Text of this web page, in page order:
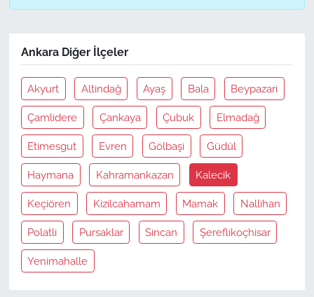
Ankara Diğer İlçeler
Akyurt Altindağ Ayaş Bala Beypazari
Çamlidere Çankaya Çubuk Elmadağ
Etimesgut Evren Gölbaşi Güdül
Haymana Kahramankazan Kalecik
Keçiören Kizilcahamam Mamak Nallihan
Polatli Pursaklar Sincan Şereflikoçhisar
Yenimahalle